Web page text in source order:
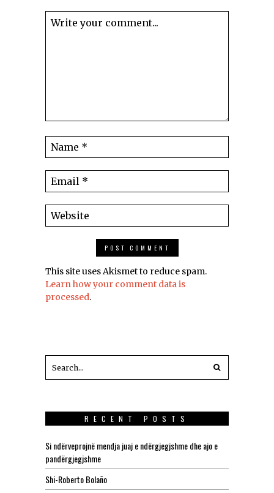
This site uses Akismet to reduce spam.
Learn how your comment data is
processed.
RECENT POSTS
Si ndërveprojnë mendja juaj e ndërgjegjshme dhe ajo e
pandërgjegjshme
Shi-Roberto Bolaño